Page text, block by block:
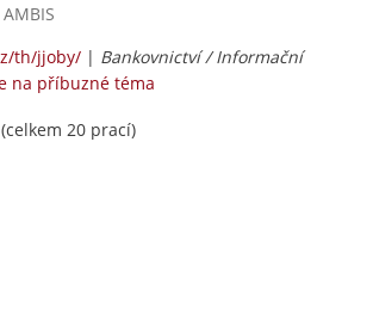
th/jjoby/ | Bankovnictví / Informační
na příbuzné téma
(celkem 20 prací)